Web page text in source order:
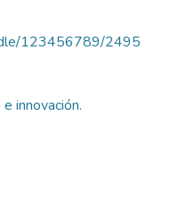
123456789/2495
innovación.